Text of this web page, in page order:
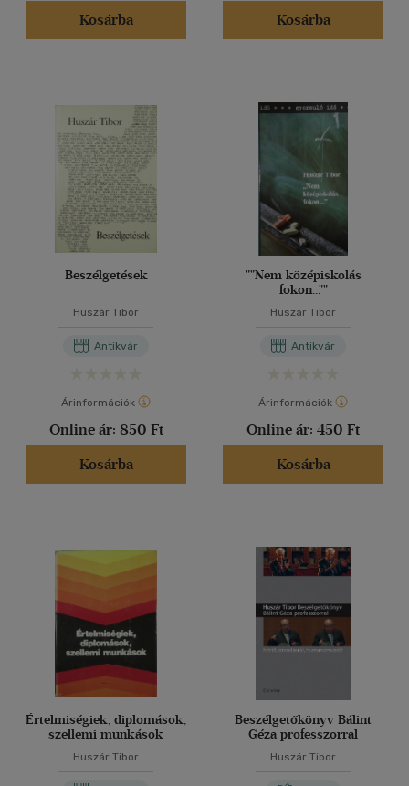
Kosárba
Kosárba
Beszélgetések
Huszár Tibor
Antikvár
Árinformációk
Online ár: 850 Ft
Kosárba
""Nem középiskolás
fokon...""
Huszár Tibor
Antikvár
Árinformációk
Online ár: 450 Ft
Kosárba
Értelmiségiek, diplomások,
szellemi munkások
Huszár Tibor
Beszélgetőkönyv Bálint
Géza professzorral
Huszár Tibor